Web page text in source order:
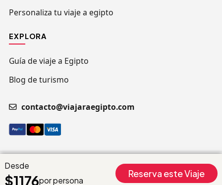
Desde
$1176por persona
Reserva este Viaje
Personaliza tu viaje a egipto
EXPLORA
Guía de viaje a Egipto
Blog de turismo
contacto@viajaraegipto.com
© Copyright 2026 Viajar a Egipto. Todos los derechos
reservados.